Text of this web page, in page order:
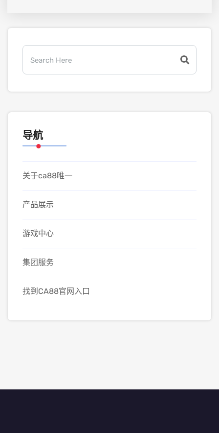
导航
关于ca88唯一
产品展示
游戏中心
集团服务
找到CA88官网入口